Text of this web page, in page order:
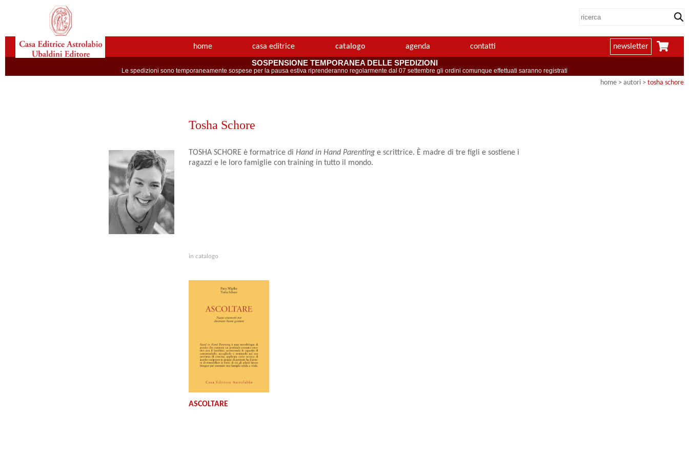
home casa editrice catalogo agenda contatti newsletter
SOSPENSIONE TEMPORANEA DELLE SPEDIZIONI
Le spedizioni sono temporaneamente sospese per la pausa estiva riprenderanno regolarmente dal 07 settembre gli ordini comunque effettuati saranno registrati
home > autori > tosha schore
Tosha Schore
TOSHA SCHORE è formatrice diHand in Hand Parenting e scrittrice. È madre di tre figli e sostiene i
ragazzi e le loro famiglie con training in tutto il mondo.
in catalogo
ASCOLTARE